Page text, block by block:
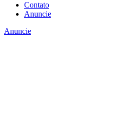
Contato
Anuncie
Anuncie